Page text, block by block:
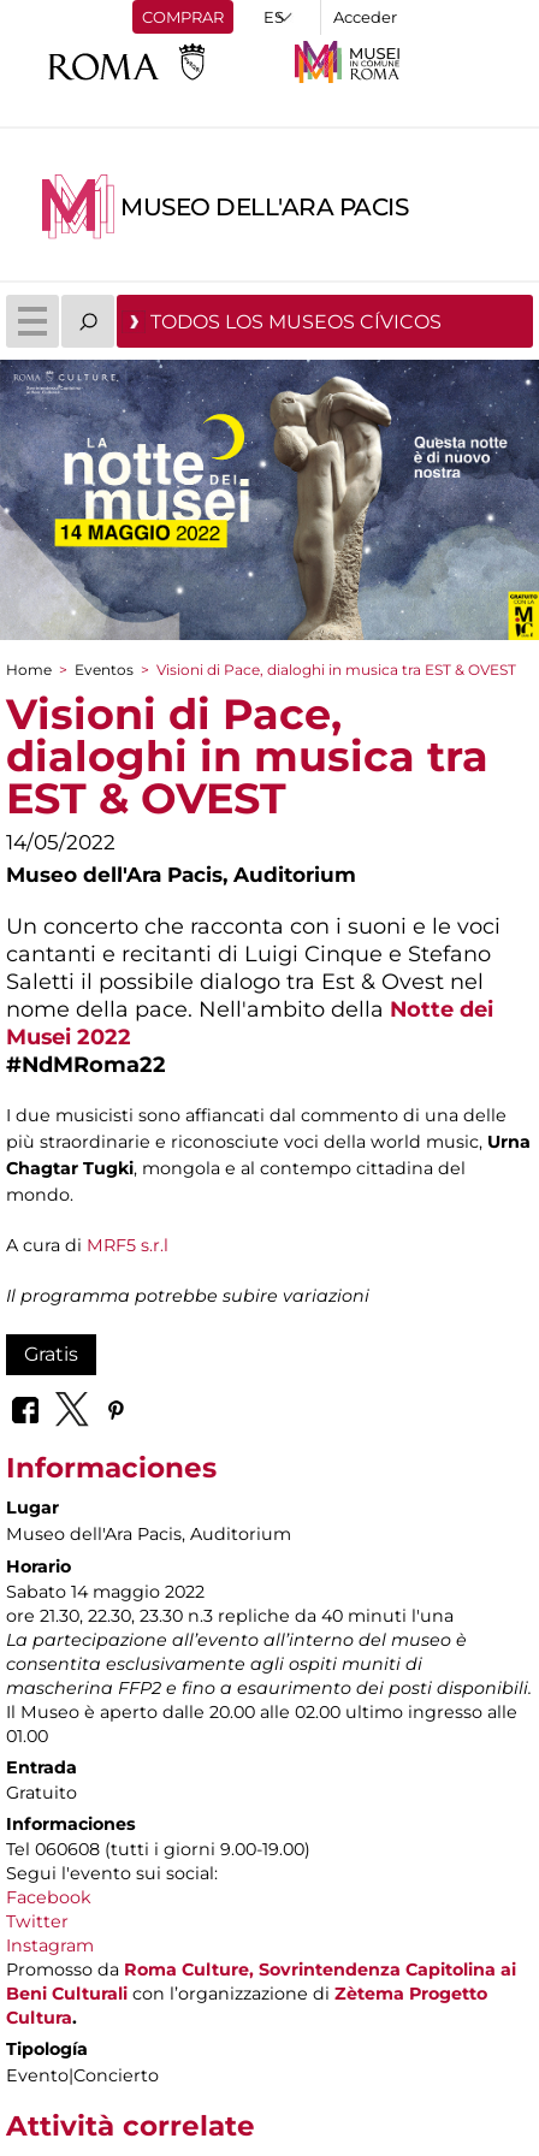
COMPRAR Acceder
MUSEO DELL'ARA PACIS
TODOS LOS MUSEOS CÍVICOS
You are here
Home > Eventos > Visioni di Pace, dialoghi in musica tra EST & OVEST
Visioni di Pace,
dialoghi in musica tra
EST & OVEST
14/05/2022
Museo dell'Ara Pacis, Auditorium
Un concerto che racconta con i suoni e le voci
cantanti e recitanti di Luigi Cinque e Stefano
Saletti il possibile dialogo tra Est & Ovest nel
nome della pace. Nell'ambito della Notte dei
Musei 2022
#NdMRoma22
I due musicisti sono affiancati dal commento di una delle
più straordinarie e riconosciute voci della world music, Urna
Chagtar Tugki, mongola e al contempo cittadina del
mondo.
A cura di MRF5 s.r.l
Il programma potrebbe subire variazioni
Gratis
Informaciones
Lugar
Museo dell'Ara Pacis, Auditorium
Horario
Sabato 14 maggio 2022
ore 21.30, 22.30, 23.30 n.3 repliche da 40 minuti l'una
La partecipazione all’evento all’interno del museo è
consentita esclusivamente agli ospiti muniti di
mascherina FFP2 e fino a esaurimento dei posti disponibili.
Il Museo è aperto dalle 20.00 alle 02.00 ultimo ingresso alle
01.00
Entrada
Gratuito
Informaciones
Tel 060608 (tutti i giorni 9.00-19.00)
Segui l'evento sui social:
Facebook
Twitter
Instagram
Promosso da Roma Culture, Sovrintendenza Capitolina ai
Beni Culturali con l’organizzazione di Zètema Progetto
Cultura.
Tipología
Evento|Concierto
Attività correlate